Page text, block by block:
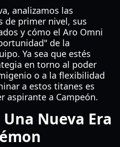
analizamos las
de primer nivel, sus
y cómo el Aro Omni
de la
Ya sea que estés
en torno al poder
o a la flexibilidad
a estos titanes es
aspirante a Campeón.
Nueva Era